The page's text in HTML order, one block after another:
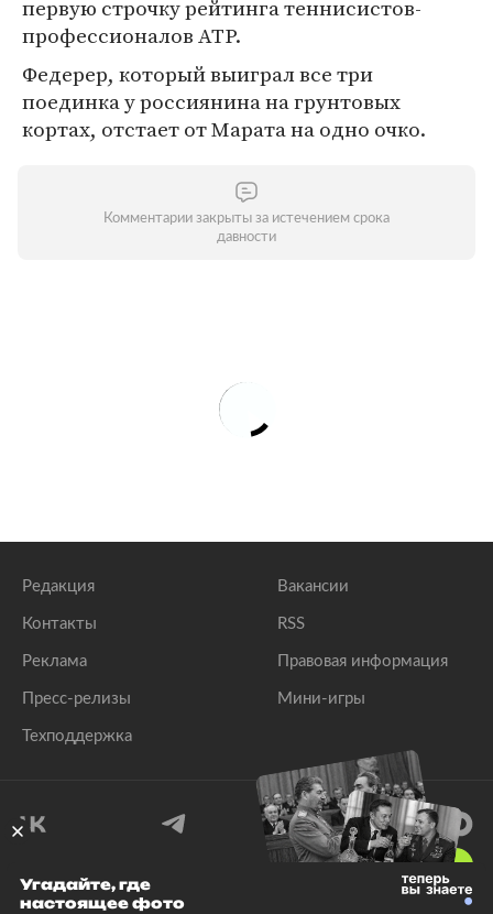
первую строчку рейтинга теннисистов-
профессионалов ATP.
Федерер, который выиграл все три
поединка у россиянина на грунтовых
кортах, отстает от Марата на одно очко.
Комментарии закрыты за истечением срока
давности
Редакция
Контакты
Реклама
Пресс-релизы
Техподдержка
Вакансии
RSS
Правовая информация
Мини-игры
© 1999–2026 Все права защищены.
Угадайте, где
настоящее фото